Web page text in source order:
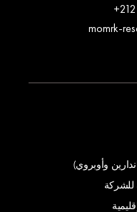
momrk-
للشركة